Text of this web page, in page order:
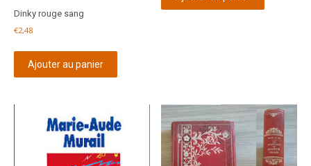
Dinky rouge sang
€2,48
Ajouter au panier